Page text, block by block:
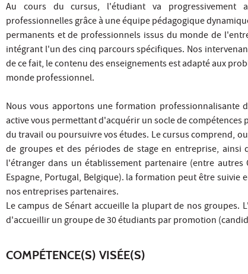
Au cours du cursus, l'étudiant va progressivement
professionnelles grâce à une équipe pédagogique
permanents et de professionnels issus du monde de
intégrant l'un des cinq parcours spécifiques. Nos
de ce fait, le contenu des enseignements est adapté aux
monde professionnel.
Nous vous apportons une formation professionnalisante
active vous permettant d'acquérir un socle de compétences
du travail ou poursuivre vos études. Le cursus comprend,
de groupes et des périodes de stage en entreprise,
l'étranger dans un établissement partenaire (entre autres
Espagne, Portugal, Belgique). la formation peut être suivie
nos entreprises partenaires.
Le campus de Sénart accueille la plupart de nos groupes.
d'accueillir un groupe de 30 étudiants par promotion
COMPÉTENCE(S) VISÉE(S)